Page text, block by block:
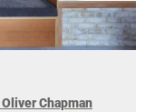
Oliver Chapman